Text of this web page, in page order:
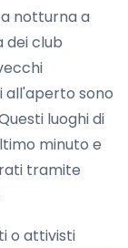
notturna a
dei club
all'aperto sono
luoghi di
minuto e
tramite
o attivisti